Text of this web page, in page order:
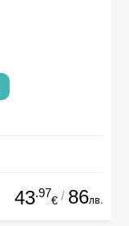
43.97
€ / 86лв.